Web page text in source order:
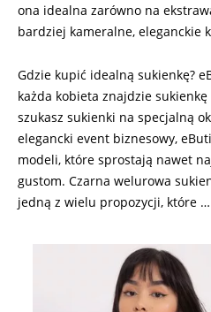
ona idealna zarówno na
bardziej kameralne, eleganckie
Gdzie kupić idealną sukienkę?
każda kobieta znajdzie
szukasz sukienki na specjalną
elegancki event biznesowy,
modeli, które sprostają nawet
gustom. Czarna welurowa
jedną z wielu propozycji, które …